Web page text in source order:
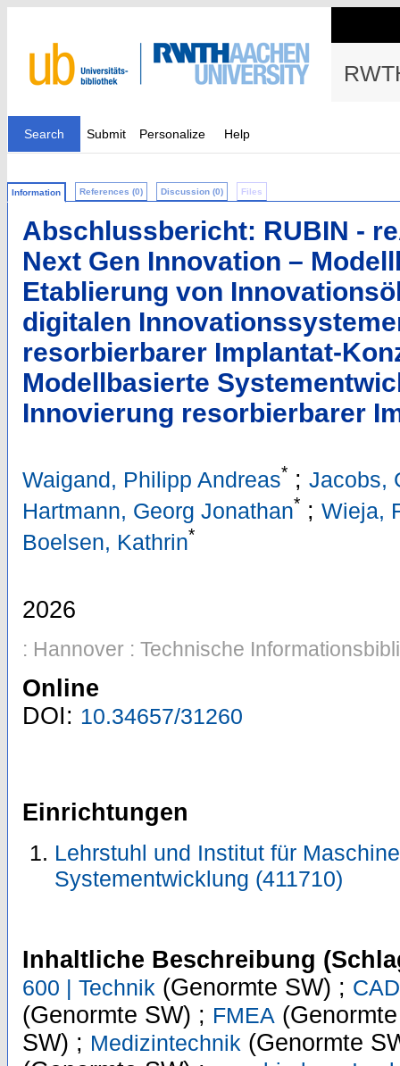
Search Submit Personalize Help
Information References (0) Discussion (0) Files
Abschlussbericht: RUBIN -
Next Gen Innovation –
Etablierung von
digitalen
resorbierbarer Implantat-
Modellbasierte
Innovierung resorbierbarer
Waigand, Philipp Andreas* ; Jacobs,
Hartmann, Georg Jonathan* ; Wieja,
Boelsen, Kathrin*
2026
: Hannover : Technische
Online
DOI: 10.34657/31260
Einrichtungen
Lehrstuhl und Institut für
Systementwicklung (411710)
Inhaltliche Beschreibung
600 | Technik (Genormte SW) ;
(Genormte SW) ; FMEA
SW) ; Medizintechnik (Genormte